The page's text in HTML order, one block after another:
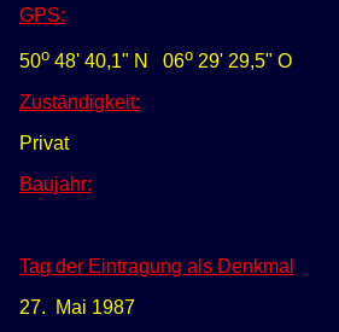
GPS:
50o 48' 40,1" N 06o 29' 29,5" O
Zuständigkeit:
Privat
Baujahr:
Tag der Eintragung als Denkmal
27. Mai 1987